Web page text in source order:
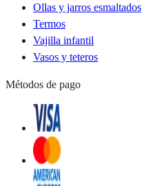
Ollas y jarros esmaltados
Termos
Vajilla infantil
Vasos y teteros
Métodos de pago